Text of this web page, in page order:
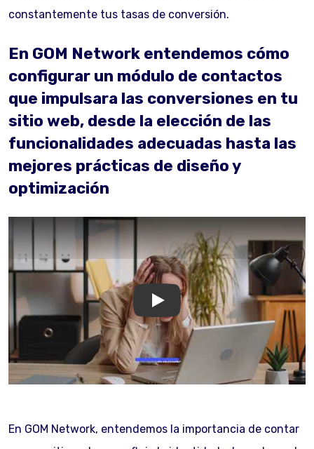
constantemente tus tasas de conversión.
En GOM Network entendemos cómo
configurar un módulo de contactos
que impulsara las conversiones en tu
sitio web, desde la elección de las
funcionalidades adecuadas hasta las
mejores prácticas de diseño y
optimización
GOM Network
En GOM Network, entendemos la importancia de contar